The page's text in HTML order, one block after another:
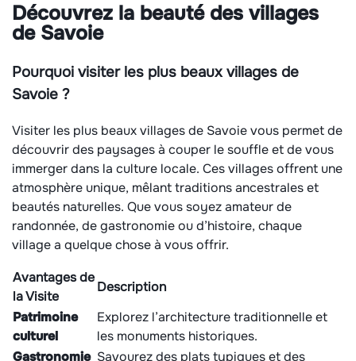
Découvrez la beauté des villages
de Savoie
Pourquoi visiter les plus beaux villages de
Savoie ?
Visiter les plus beaux villages de Savoie vous permet de
découvrir des paysages à couper le souffle et de vous
immerger dans la culture locale. Ces villages offrent une
atmosphère unique, mêlant traditions ancestrales et
beautés naturelles. Que vous soyez amateur de
randonnée, de gastronomie ou d’histoire, chaque
village a quelque chose à vous offrir.
Avantages de
la Visite
Description
Patrimoine
culturel
Explorez l’architecture traditionnelle et
les monuments historiques.
Gastronomie Savourez des plats typiques et des